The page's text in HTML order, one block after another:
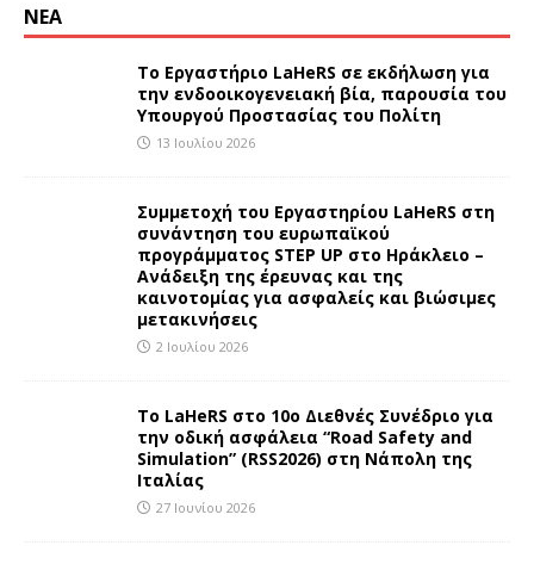
ΝΕΑ
Το Εργαστήριο LaHeRS σε εκδήλωση για
την ενδοοικογενειακή βία, παρουσία του
Υπουργού Προστασίας του Πολίτη
13 Ιουλίου 2026
Συμμετοχή του Εργαστηρίου LaHeRS στη
συνάντηση του ευρωπαϊκού
προγράμματος STEP UP στο Ηράκλειο –
Ανάδειξη της έρευνας και της
καινοτομίας για ασφαλείς και βιώσιμες
μετακινήσεις
2 Ιουλίου 2026
To LaHeRS στο 10ο Διεθνές Συνέδριο για
την οδική ασφάλεια “Road Safety and
Simulation” (RSS2026) στη Νάπολη της
Ιταλίας
27 Ιουνίου 2026